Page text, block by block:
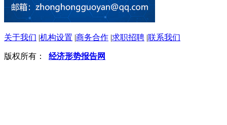
关于我们 |机构设置 |商务合作 |求职招聘 |联系我们
版权所有： 经济形势报告网